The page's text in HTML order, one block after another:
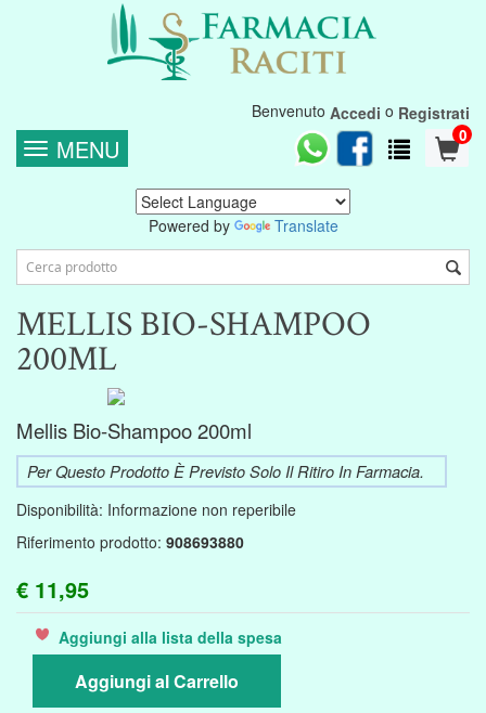
Benvenuto Accedi o Registrati
0
MENU
Powered by Translate
MELLIS BIO-SHAMPOO
200ML
Mellis Bio-Shampoo 200ml
Per Questo Prodotto È Previsto Solo Il Ritiro In Farmacia.
Disponibilità: Informazione non reperibile
Riferimento prodotto: 908693880
€ 11,95
Aggiungi alla lista della spesa
Aggiungi al Carrello